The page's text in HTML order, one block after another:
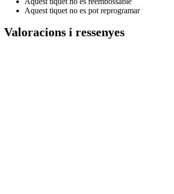
Aquest tiquet no es pot reprogramar
Valoracions i ressenyes